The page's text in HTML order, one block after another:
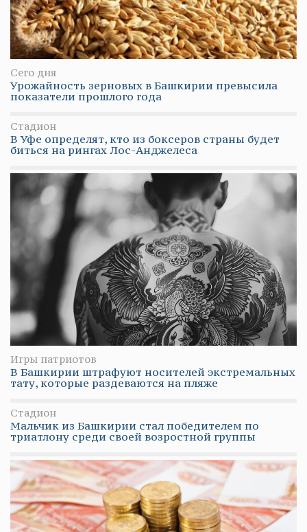
Сего дня
Урожайность зерновых в Башкирии превысила
показатели прошлого года
Стадион
В Уфе определят, кто из боксеров страны будет
биться на рингах Лос-Анджелеса
Игры патриотов
В Башкирии штрафуют носителей экстремальных
тату, которые раздеваются на пляже
Стадион
Мальчик из Башкирии стал победителем по
триатлону среди своей возростной группы